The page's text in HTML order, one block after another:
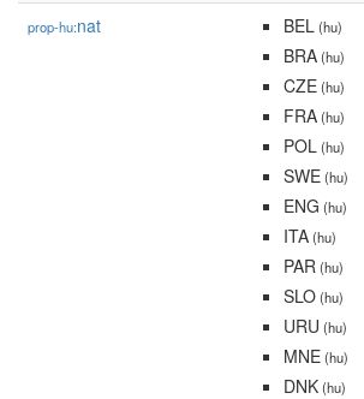
prop-hu:nat BEL(hu)
BRA(hu)
CZE(hu)
FRA(hu)
POL(hu)
SWE(hu)
ENG (hu)
ITA(hu)
PAR(hu)
SLO(hu)
URU (hu)
MNE(hu)
DNK(hu)